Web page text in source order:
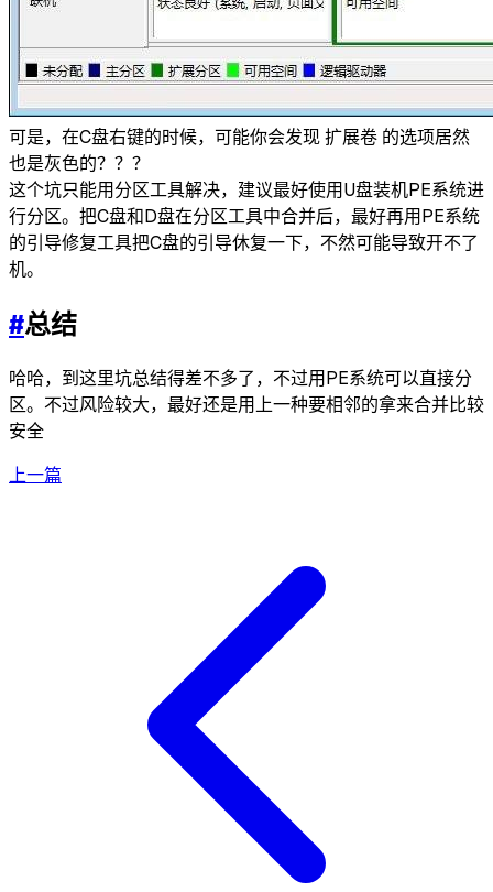
可是，在C盘右键的时候，可能你会发现 扩展卷 的选项居然
也是灰色的？？？
这个坑只能用分区工具解决，建议最好使用U盘装机PE系统进
行分区。把C盘和D盘在分区工具中合并后，最好再用PE系统
的引导修复工具把C盘的引导休复一下，不然可能导致开不了
机。
#总结
哈哈，到这里坑总结得差不多了，不过用PE系统可以直接分
区。不过风险较大，最好还是用上一种要相邻的拿来合并比较
安全
上一篇